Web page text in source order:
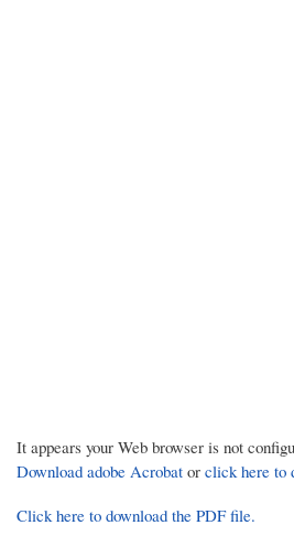
It appears your Web browser is not
Download adobe Acrobat or click here to
Click here to download the PDF file.